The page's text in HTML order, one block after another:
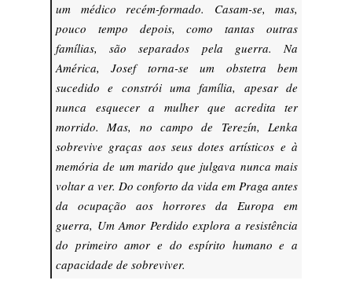
um médico recém-formado. Casam-se, mas,
pouco tempo depois, como tantas outras
famílias, são separados pela guerra. Na
América, Josef torna-se um obstetra bem
sucedido e constrói uma família, apesar de
nunca esquecer a mulher que acredita ter
morrido. Mas, no campo de Terezín, Lenka
sobrevive graças aos seus dotes artísticos e à
memória de um marido que julgava nunca mais
voltar a ver. Do conforto da vida em Praga antes
da ocupação aos horrores da Europa em
guerra, Um Amor Perdido explora a resistência
do primeiro amor e do espírito humano e a
capacidade de sobreviver.